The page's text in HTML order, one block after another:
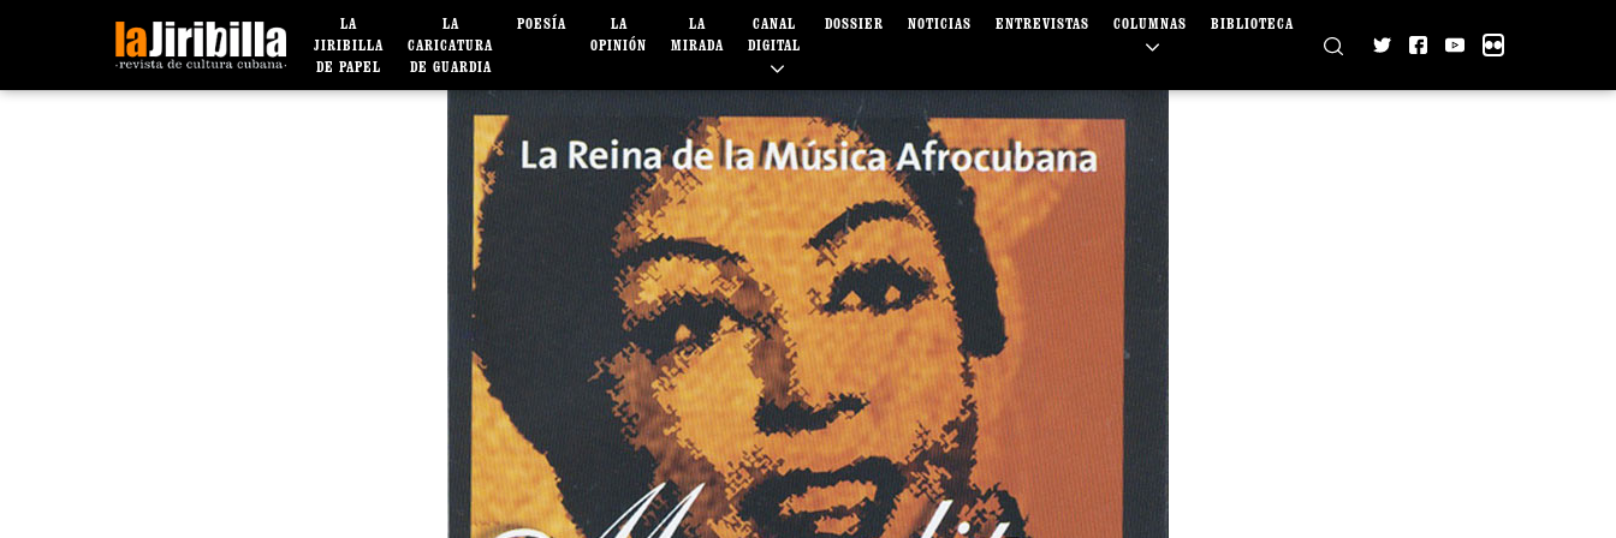
LA
JIRIBILLA
DE PAPEL
LA
CARICATURA
DE GUARDIA
POESÍA
LA
OPINIÓN
LA
MIRADA
CANAL
DIGITAL
DOSSIER NOTICIAS ENTREVISTAS COLUMNAS BIBLIOTECA